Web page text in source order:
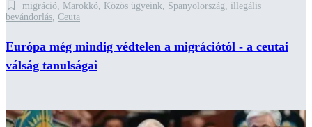
migráció, Marokkó, Közös ügyeink, Spanyolország, illegális
bevándorlás, Ceuta
Európa még mindig védtelen a migrációtól - a ceutai
válság tanulságai